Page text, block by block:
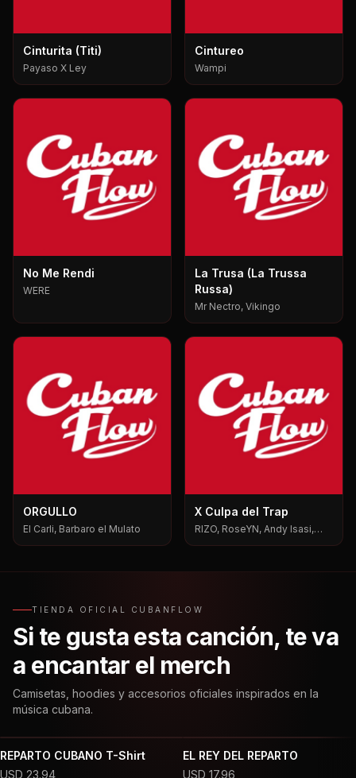
Cinturita (Titi)
Payaso X Ley
Cintureo
Wampi
No Me Rendi
WERE
La Trusa (La Trussa
Russa)
Mr Nectro, Vikingo
ORGULLO
El Carli, Barbaro el Mulato
X Culpa del Trap
RIZO, RoseYN, Andy Isasi,
TIENDA OFICIAL CUBANFLOW
Si te gusta esta canción, te va
a encantar el merch
Camisetas, hoodies y accesorios oficiales inspirados en la
música cubana.
REPARTO CUBANO T-Shirt
USD 23.94
EL REY DEL REPARTO
USD 17.96